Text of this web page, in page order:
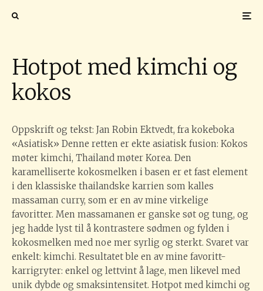
Hotpot med kimchi og
kokos
Oppskrift og tekst: Jan Robin Ektvedt, fra kokeboka
«Asiatisk» Denne retten er ekte asiatisk fusion: Kokos
møter kimchi, Thailand møter Korea. Den
karamelliserte kokosmelken i basen er et fast element
i den klassiske thailandske karrien som kalles
massaman curry, som er en av mine virkelige
favoritter. Men massamanen er ganske søt og tung, og
jeg hadde lyst til å kontrastere sødmen og fylden i
kokosmelken med noe mer syrlig og sterkt. Svaret var
enkelt: kimchi. Resultatet ble en av mine favoritt-
karrigryter: enkel og lettvint å lage, men likevel med
unik dybde og smaksintensitet. Hotpot med kimchi og